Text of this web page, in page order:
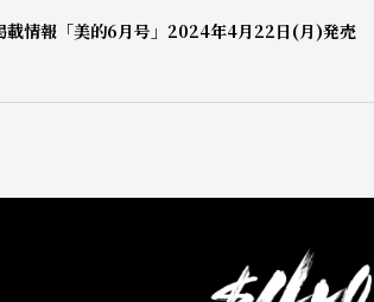
載情報「美的6月号」2024年4月22日(月)発売